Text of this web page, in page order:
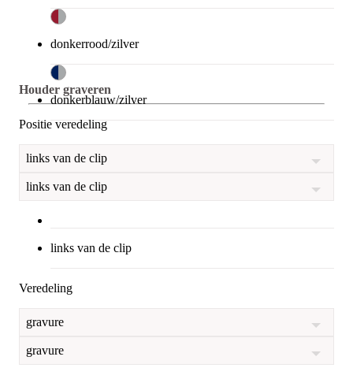
donkerrood/zilver
donkerblauw/zilver
Houder graveren
Positie veredeling
links van de clip
links van de clip
links van de clip
Veredeling
gravure
gravure